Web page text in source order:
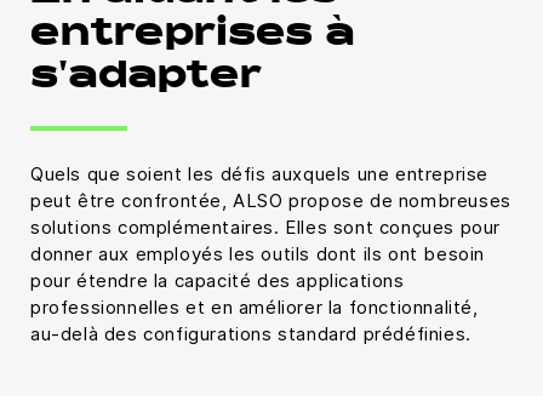
entreprises à
s'adapter
Quels que soient les défis auxquels une entreprise
peut être confrontée, ALSO propose de nombreuses
solutions complémentaires. Elles sont conçues pour
donner aux employés les outils dont ils ont besoin
pour étendre la capacité des applications
professionnelles et en améliorer la fonctionnalité,
au-delà des configurations standard prédéfinies.